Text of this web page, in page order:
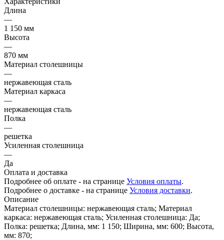
Длина
—
1 150 мм
Высота
—
870 мм
Материал столешницы
—
нержавеющая сталь
Материал каркаса
—
нержавеющая сталь
Полка
—
решетка
Усиленная столешница
—
Да
Оплата и доставка
Подробнее об оплате - на странице Условия оплаты.
Подробнее о доставке - на странице Условия доставки.
Описание
Материал столешницы: нержавеющая сталь; Материал
каркаса: нержавеющая сталь; Усиленная столешница: Да;
Полка: решетка; Длина, мм: 1 150; Ширина, мм: 600; Высота,
мм: 870;